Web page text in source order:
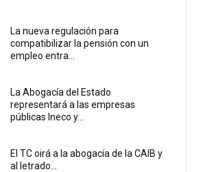
La nueva regulación para
compatibilizar la pensión con un
empleo entra...
La Abogacía del Estado
representará a las empresas
públicas Ineco y...
El TC oirá a la abogacía de la CAIB y
al letrado...